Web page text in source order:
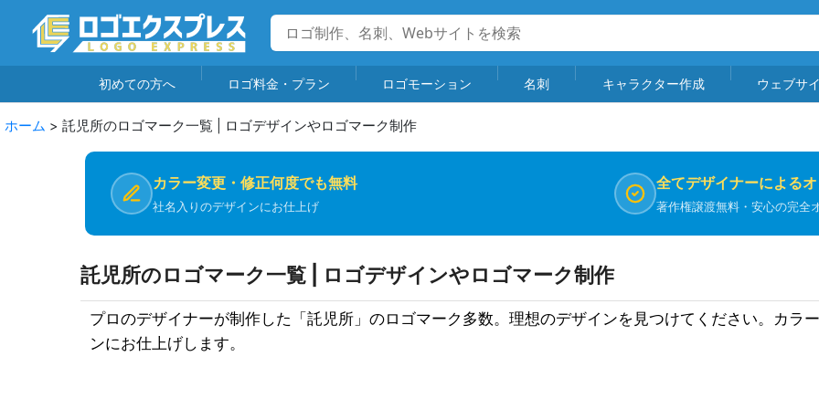
初めての方へ ロゴ料金・プラン ロゴモーション 名刺 キャラクター作成 ウェブサ
ホーム > 託児所のロゴマーク一覧 | ロゴデザインやロゴマーク制作
カラー変更・修正何度でも無料
社名入りのデザインにお仕上げ
全てデザイナーによる
著作権譲渡無料・安心の完全
託児所のロゴマーク一覧 | ロゴデザインやロゴマーク制作
プロのデザイナーが制作した「託児所」のロゴマーク多数。理想のデザインを見つけてください。カラ
ンにお仕上げします。